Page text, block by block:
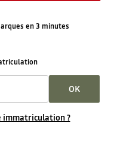
en 3 minutes
OK
immatriculation ?